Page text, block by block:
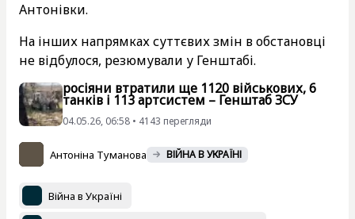
Антонівки.
На інших напрямках суттєвих змін в обстановці
не відбулося, резюмували у Генштабі.
росіяни втратили ще 1120 військових, 6
танків і 113 артсистем – Генштаб ЗСУ
04.05.26, 06:58 • 4143 перегляди
Антоніна Туманова ВІЙНА В УКРАЇНІ
Війна в Україні